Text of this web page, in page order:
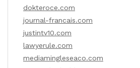
dokteroce.com
journal-francais.com
justintv10.com
lawyerule.com
mediamingleseaco.com